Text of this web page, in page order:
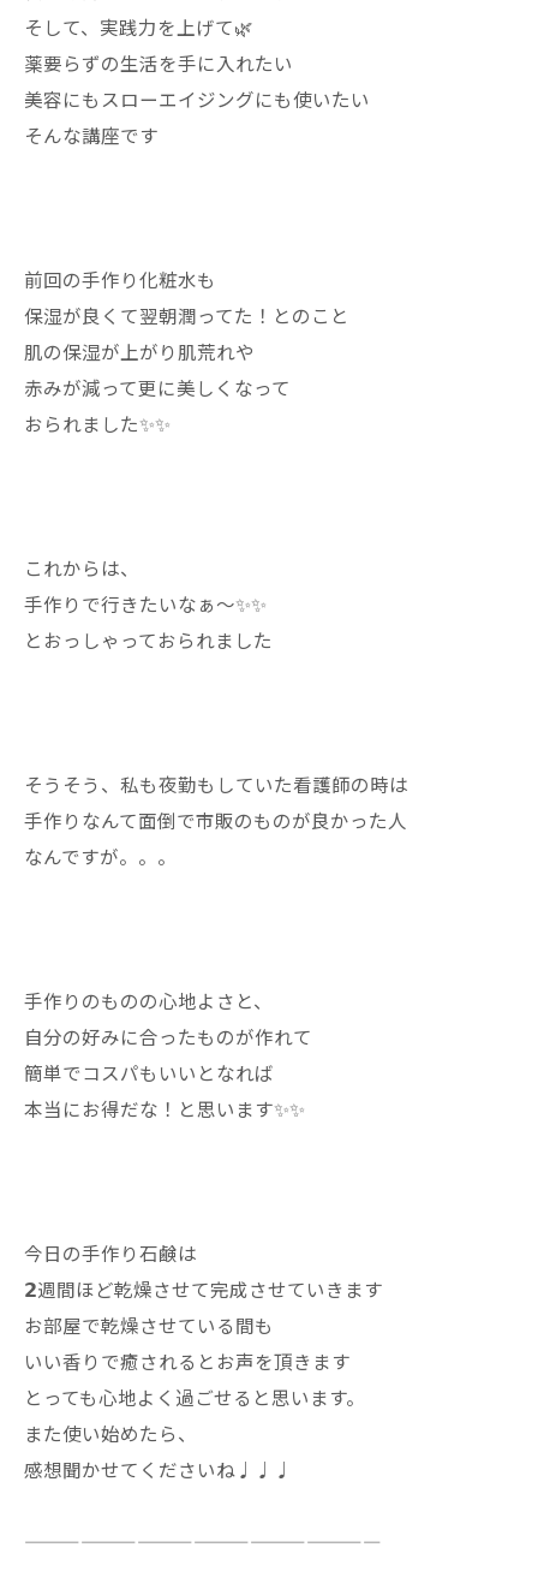
そして、実践力を上げて🌿
薬要らずの生活を手に入れたい
美容にもスローエイジングにも使いたい
そんな講座です
前回の手作り化粧水も
保湿が良くて翌朝潤ってた！とのこと
肌の保湿が上がり肌荒れや
赤みが減って更に美しくなって
おられました✨✨
これからは、
手作りで行きたいなぁ〜✨✨
とおっしゃっておられました
そうそう、私も夜勤もしていた看護師の時は
手作りなんて面倒で市販のものが良かった人
なんですが。。。
手作りのものの心地よさと、
自分の好みに合ったものが作れて
簡単でコスパもいいとなれば
本当にお得だな！と思います✨✨
今日の手作り石鹸は
𝟮週間ほど乾燥させて完成させていきます
お部屋で乾燥させている間も
いい香りで癒されるとお声を頂きます
とっても心地よく過ごせると思います。
また使い始めたら、
感想聞かせてくださいね♩♩♩
———————————————————